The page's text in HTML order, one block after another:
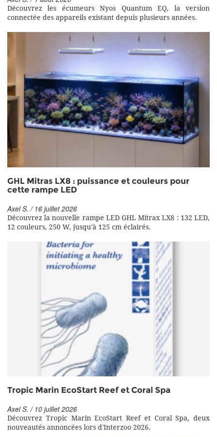
Découvrez les écumeurs Nyos Quantum EQ, la version
connectée des appareils existant depuis plusieurs années.
GHL Mitras LX8 : puissance et couleurs pour
cette rampe LED
Axel S. / 16 juillet 2026
Découvrez la nouvelle rampe LED GHL Mitrax LX8 : 132 LED,
12 couleurs, 250 W, jusqu'à 125 cm éclairés.
Tropic Marin EcoStart Reef et Coral Spa
Axel S. / 10 juillet 2026
Découvrez Tropic Marin EcoStart Reef et Coral Spa, deux
nouveautés annoncées lors d'Interzoo 2026.